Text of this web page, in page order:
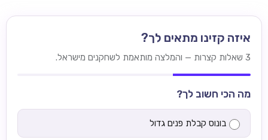
איזה קזינו מתאים לך?
3 שאלות קצרות — והמלצה מותאמת לשחקנים מישראל.
מה הכי חשוב לך?
בונוס קבלת פנים גדול